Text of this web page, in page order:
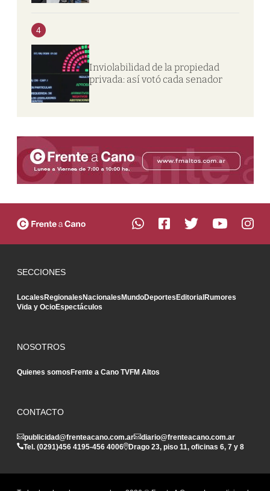
4
Inviolabilidad de la propiedad
privada: así votó cada senador
SECCIONES
LocalesRegionalesNacionalesMundoDeportesEditorialRumores
Vida y OcioEspectáculos
NOSOTROS
Quienes somosFrente a Cano TVFM Altos
CONTACTO
publicidad@frenteacano.com.ar
diario@frenteacano.com.ar
Tel. (0291)456 4195-456 4006 Drago 23, piso 11, oficinas 6, 7 y 8